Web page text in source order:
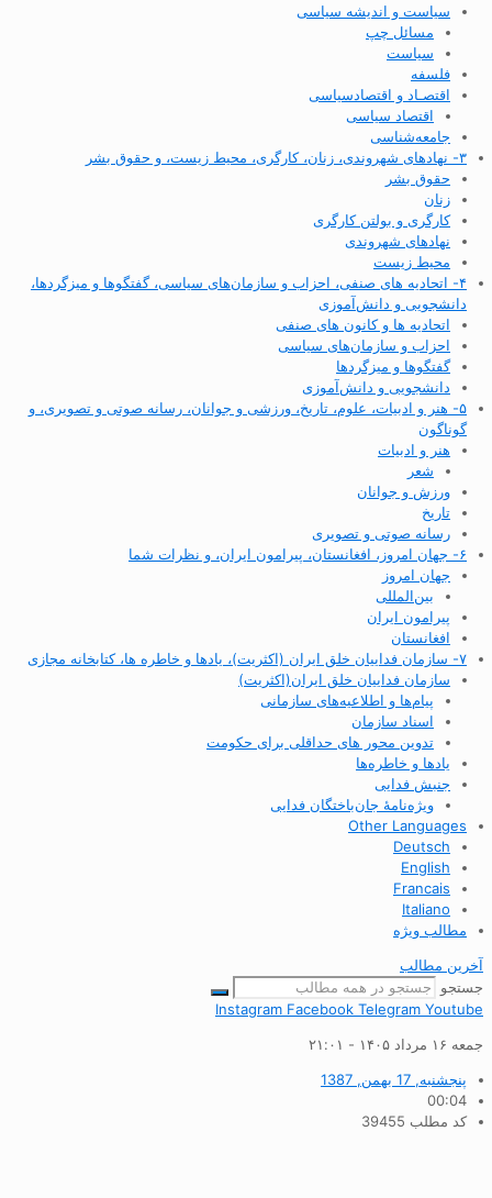
سیاست و اندیشه سیاسی
مسائل چپ
سیاست
فلسفه
اقتصـاد و اقتصاد‌سیاسی
اقتصاد سیاسی
جامعه‌شناسی
۳- نهادهای شهروندی، زنان، کارگری، محیط زیست، و حقوق بشر
حقوق بشر
زنان
کارگری و بولتن کارگری
نهادهای شهروندی
محیط زیست
۴- اتحادیه های صنفی، احزاب و سازمان‌های سیاسی، گفتگوها و میزگردها،
دانشجویی و دانش‌آموزی
اتحادیه ها و کانون های صنفی
احزاب و سازمان‌های سیاسی
گفتگوها و میزگردها
دانشجویی و دانش‌آموزی
۵- هنر و ادبیات، علوم، تاریخ، ورزشی و جوانان، رسانه صوتی و تصویری، و
گوناگون
هنر و ادبیات
شعر
ورزش و جوانان
تاریخ
رسانه صوتی و تصویری
۶- جهان امروز، افغانستان، پیرامون ایران، و نظرات شما
جهان امروز
بین‌المللی
پیرامون ایران
افغانستان
۷- سازمان فداییان خلق ایران (اکثریت)، یادها و خاطره ها، کتابخانه مجازی
سازمان فداییان خلق ایران(اکثریت)
پیام‌ها و اطلاعیه‌های سازمانی
اسناد سازمان
تدوین محور های حداقلی برای حکومت
یادها و خاطره‌ها
جنبش فدایی
ویژه‌نامهٔ جان‌باختگان فدایی
Other Languages
Deutsch
English
Francais
Italiano
مطالب ویژه
آخرین مطالب
جستجو
Instagram Facebook Telegram Youtube
جمعه ۱۶ مرداد ۱۴۰۵ - ۲۱:۰۱
پنجشنبه, 17 بهمن, 1387
00:04
کد مطلب 39455